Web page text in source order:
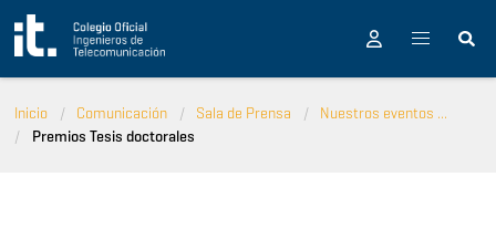
Pasar al contenido principal
Inicio Comunicación Sala de Prensa
Nuestros eventos ...
Premios Tesis doctorales